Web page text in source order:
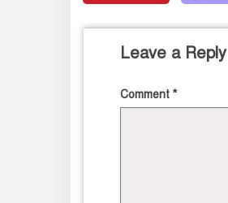
Leave a Reply
Comment *